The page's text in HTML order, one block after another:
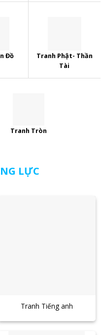
Đồ
Tranh Phật- Thần
Tài
Tranh Tròn
LỰC
Tranh Tiếng anh